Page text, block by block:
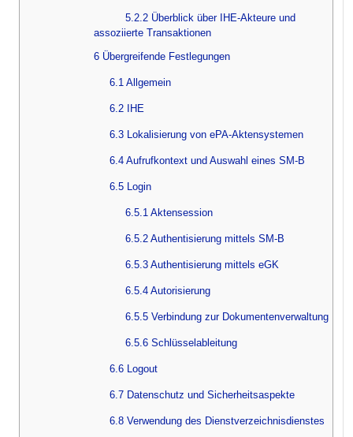
5.2.2 Überblick über IHE-Akteure und
assoziierte Transaktionen
6 Übergreifende Festlegungen
6.1 Allgemein
6.2 IHE
6.3 Lokalisierung von ePA-Aktensystemen
6.4 Aufrufkontext und Auswahl eines SM-B
6.5 Login
6.5.1 Aktensession
6.5.2 Authentisierung mittels SM-B
6.5.3 Authentisierung mittels eGK
6.5.4 Autorisierung
6.5.5 Verbindung zur Dokumentenverwaltung
6.5.6 Schlüsselableitung
6.6 Logout
6.7 Datenschutz und Sicherheitsaspekte
6.8 Verwendung des Dienstverzeichnisdienstes